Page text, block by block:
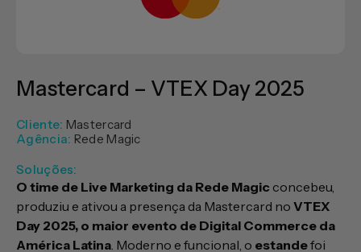
Mastercard – VTEX Day 2025
Cliente: Mastercard
Agência: Rede Magic
Soluções:
O time de Live Marketing da Rede Magic concebeu,
produziu e ativou a presença da Mastercard no VTEX
Day 2025, o maior evento de Digital Commerce da
América Latina. Moderno e funcional, o estandefoi